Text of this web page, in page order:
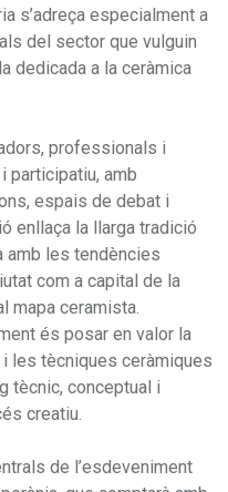
s’adreça especialment a
del sector que vulguin
dedicada a la ceràmica
professionals i
participatiu, amb
espais de debat i
enllaça la llarga tradició
amb les tendències
com a capital de la
mapa ceramista.
és posar en valor la
les tècniques ceràmiques
tècnic, conceptual i
creatiu.
de l’esdeveniment